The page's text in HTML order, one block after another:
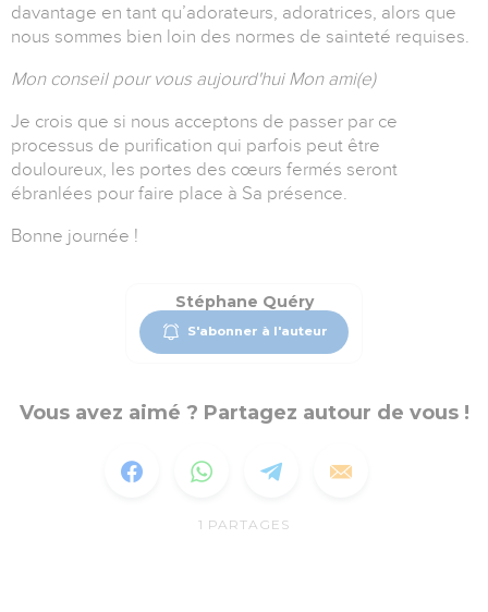
davantage en tant qu’adorateurs, adoratrices, alors que
nous sommes bien loin des normes de sainteté requises.
Mon conseil pour vous aujourd'hui Mon ami(e)
Je crois que si nous acceptons de passer par ce
processus de purification qui parfois peut être
douloureux, les portes des cœurs fermés seront
ébranlées pour faire place à Sa présence.
Bonne journée !
Stéphane Quéry
S'abonner à l'auteur
Vous avez aimé ? Partagez autour de vous !
1 PARTAGES